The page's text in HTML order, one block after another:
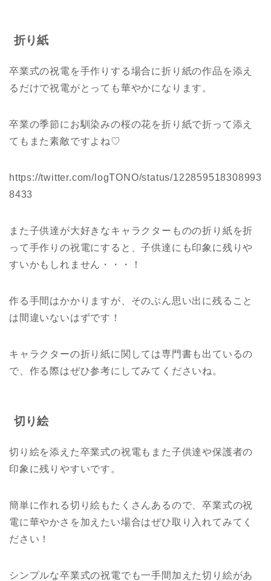
折り紙
卒業式の祝電を手作りする場合に折り紙の作品を添え
るだけで祝電がとっても華やかになります。
卒業の季節にお馴染みの桜の花を折り紙で折って添え
てもまた素敵ですよね♡
https://twitter.com/logTONO/status/122859518308993
8433
また子供達が大好きなキャラクターものの折り紙を折
って手作りの祝電にすると、子供達にも印象に残りや
すいかもしれません・・・！
作る手間はかかりますが、そのぶん思い出に残ること
は間違いないはずです！
キャラクターの折り紙に関しては専門書も出ているの
で、作る際はぜひ参考にしてみてくださいね。
切り絵
切り絵を添えた卒業式の祝電もまた子供達や保護者の
印象に残りやすいです。
簡単に作れる切り絵もたくさんあるので、卒業式の祝
電に華やかさを加えたい場合はぜひ取り入れてみてく
ださい！
シンプルな卒業式の祝電でも一手間加えた切り絵があ